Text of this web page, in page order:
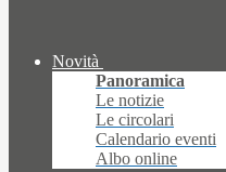
Novità
Panoramica
Le notizie
Le circolari
Calendario eventi
Albo online